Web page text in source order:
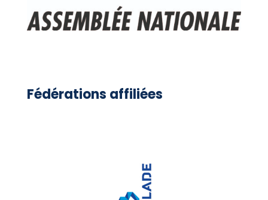
Fédérations affiliées